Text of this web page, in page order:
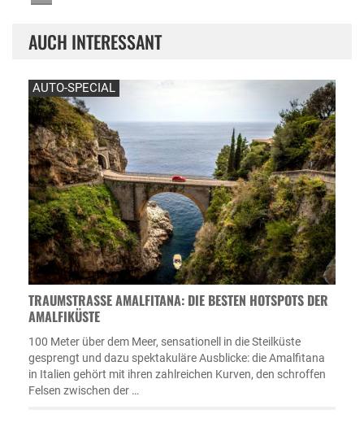
AUCH INTERESSANT
AUTO-SPECIAL
TRAUMSTRASSE AMALFITANA: DIE BESTEN HOTSPOTS DER A
MALFIKÜSTE
100 Meter über dem Meer, sensationell in die Steilküste
gesprengt und dazu spektakuläre Ausblicke: die Amalfitana
in Italien gehört mit ihren zahlreichen Kurven, den schroffen
Felsen zwischen der …